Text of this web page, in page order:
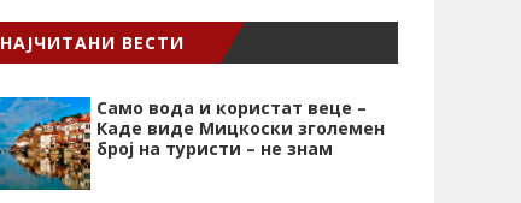
НАЈЧИТАНИ ВЕСТИ
Само вода и користат веце –
Каде виде Мицкоски зголемен
број на туристи – не знам